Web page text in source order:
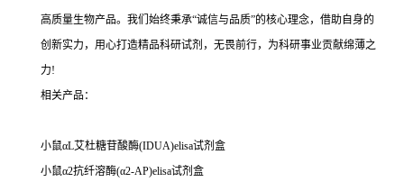
高质量生物产品。我们始终秉承“诚信与品质”的核心理念，借助自身的
创新实力，用心打造精品科研试剂，无畏前行，为科研事业贡献绵薄之
力!
相关产品：
小鼠αL艾杜糖苷酸酶(IDUA)elisa试剂盒
小鼠α2抗纤溶酶(α2-AP)elisa试剂盒